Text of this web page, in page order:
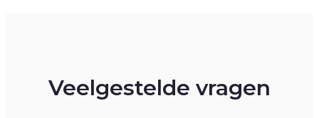
Veelgestelde vragen